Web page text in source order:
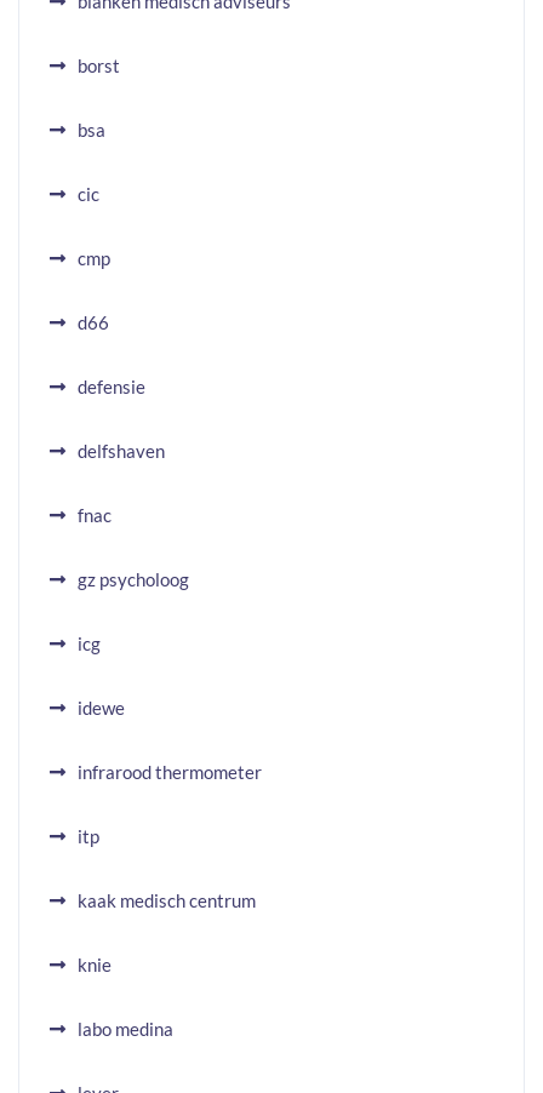
borst
bsa
cic
cmp
d66
defensie
delfshaven
fnac
gz psycholoog
icg
idewe
infrarood thermometer
itp
kaak medisch centrum
knie
labo medina